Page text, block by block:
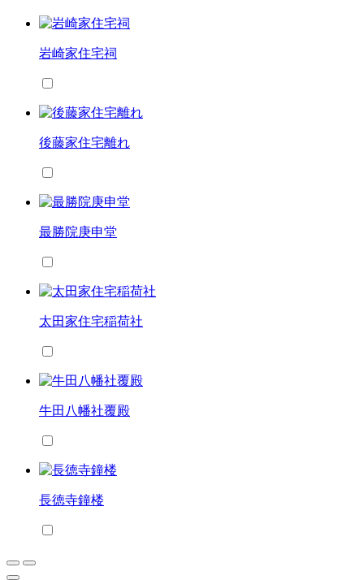
岩崎家住宅祠
後藤家住宅離れ
最勝院庚申堂
太田家住宅稲荷社
牛田八幡社覆殿
長徳寺鐘楼